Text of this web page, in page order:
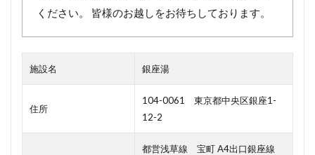
ください。 皆様のお越しをお待ちしております。
施設名 銀座湯
住所
104-0061 東京都中央区銀座1-
12-2
都営浅草線 宝町 A4出口銀座線